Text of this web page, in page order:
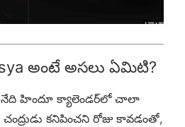
అంటే అసలు ఏమిటి?
అనేది హిందూ క్యాలెండర్‌లో చాలా
కనిపించని రోజు కావడంతో,